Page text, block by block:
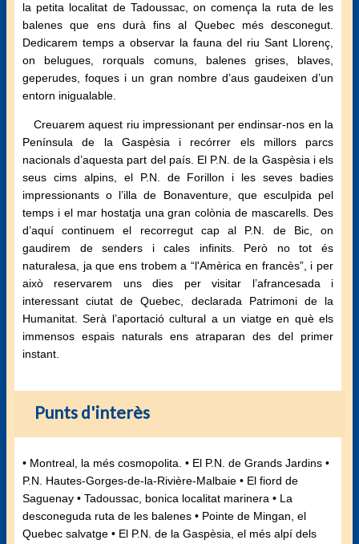
la petita localitat de Tadoussac, on comença la ruta de les
balenes que ens durà fins al Quebec més desconegut.
Dedicarem temps a observar la fauna del riu Sant Llorenç,
on belugues, rorquals comuns, balenes grises, blaves,
geperudes, foques i un gran nombre d’aus gaudeixen d’un
entorn inigualable.
Creuarem aquest riu impressionant per endinsar-nos en la
Península de la Gaspèsia i recórrer els millors parcs
nacionals d’aquesta part del país. El P.N. de la Gaspèsia i els
seus cims alpins, el P.N. de Forillon i les seves badies
impressionants o l’illa de Bonaventure, que esculpida pel
temps i el mar hostatja una gran colònia de mascarells. Des
d’aquí continuem el recorregut cap al P.N. de Bic, on
gaudirem de senders i cales infinits. Però no tot és
naturalesa, ja que ens trobem a “l'Amèrica en francès”, i per
això reservarem uns dies per visitar l’afrancesada i
interessant ciutat de Quebec, declarada Patrimoni de la
Humanitat. Serà l’aportació cultural a un viatge en què els
immensos espais naturals ens atraparan des del primer
instant.
Punts d'interès
• Montreal, la més cosmopolita. • El P.N. de Grands Jardins •
P.N. Hautes‐Gorges-de-la-Rivière‐Malbaie • El fiord de
Saguenay • Tadoussac, bonica localitat marinera • La
desconeguda ruta de les balenes • Pointe de Mingan, el
Quebec salvatge • El P.N. de la Gaspèsia, el més alpí dels